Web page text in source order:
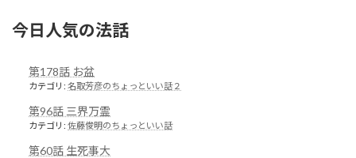
今日人気の法話
第178話 お盆
カテゴリ: 名取芳彦のちょっといい話２
第96話 三界万霊
カテゴリ: 佐藤俊明のちょっといい話
第60話 生死事大